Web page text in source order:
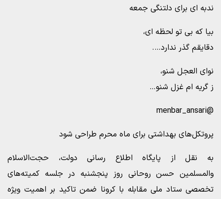
ندبه ای برای دلتنگی جمعه
بیا که بی تو لحظه ای،
دقایقم گذر ندارد….
نوای العجل شنو،
ز گریه ام غزل شنو…
@menbar_ansari
پروتکل‌های بهداشتی برای ماه محرم طراحی شود
به نقل از پایگاه اطلاع رسانی دولت، حجت‌الاسلام
والمسلمین حسن روحانی روز پنجشنبه در جلسه کمیته‌های
تخصصی ستاد ملی مقابله با کرونا ضمن تاکید بر اهمیت ویژه